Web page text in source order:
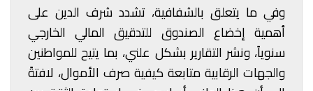
وفي ما يتعلق بالشفافية، تشدد شرف الدين على
أهمية إخضاع الصندوق للتدقيق المالي الخارجي
سنوياً، ونشر التقارير بشكل علني، بما يتيح للمواطنين
والجهات الرقابية متابعة كيفية صرف الأموال، لافتةً